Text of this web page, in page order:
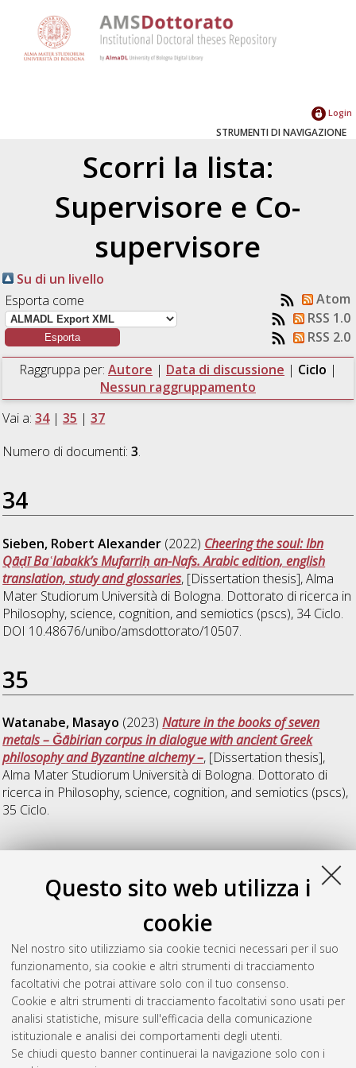
Questo sito web utilizza i
cookie
Nel nostro sito utilizziamo sia cookie tecnici necessari per il suo
funzionamento, sia cookie e altri strumenti di tracciamento
facoltativi che potrai attivare solo con il tuo consenso.
Cookie e altri strumenti di tracciamento facoltativi sono usati per
analisi statistiche, misure sull'efficacia della comunicazione
istituzionale e analisi dei comportamenti degli utenti.
Se chiudi questo banner continuerai la navigazione solo con i
Login
STRUMENTI DI NAVIGAZIONE
Scorri la lista:
Supervisore e Co-
supervisore
Su di un livello
Esporta come
Atom
RSS 1.0
RSS 2.0
Raggruppa per: Autore | Data di discussione | Ciclo |
Nessun raggruppamento
Vai a:34|35 |37
Numero di documenti:3.
34
Sieben, Robert Alexander (2022) Cheering the soul: Ibn
Qāḍī Baʿlabakk’s Mufarriḥ an-Nafs. Arabic edition, english
translation, study and glossaries, [Dissertation thesis], Alma
Mater Studiorum Università di Bologna. Dottorato di ricerca in
Philosophy, science, cognition, and semiotics (pscs), 34 Ciclo.
DOI 10.48676/unibo/amsdottorato/10507.
35
Watanabe, Masayo (2023)Nature in the books of seven
metals – Ǧābirian corpus in dialogue with ancient Greek
philosophy and Byzantine alchemy –, [Dissertation thesis],
Alma Mater Studiorum Università di Bologna. Dottorato di
ricerca in Philosophy, science, cognition, and semiotics (pscs),
35 Ciclo.
37
Mulas, Stefano(2025) La farmacia e la chimica paracelsiana
nel Granducato di Toscana: tra interessi privati e salute
, [Dissertation thesis], Alma Mater Studiorum
Università di Bologna. Dottorato di ricerca inPhilosophy,
science, cognition, and semiotics (pscs), 37 Ciclo.
Questa lista e' stata generata il Thu Aug 6 20:43:49 2026